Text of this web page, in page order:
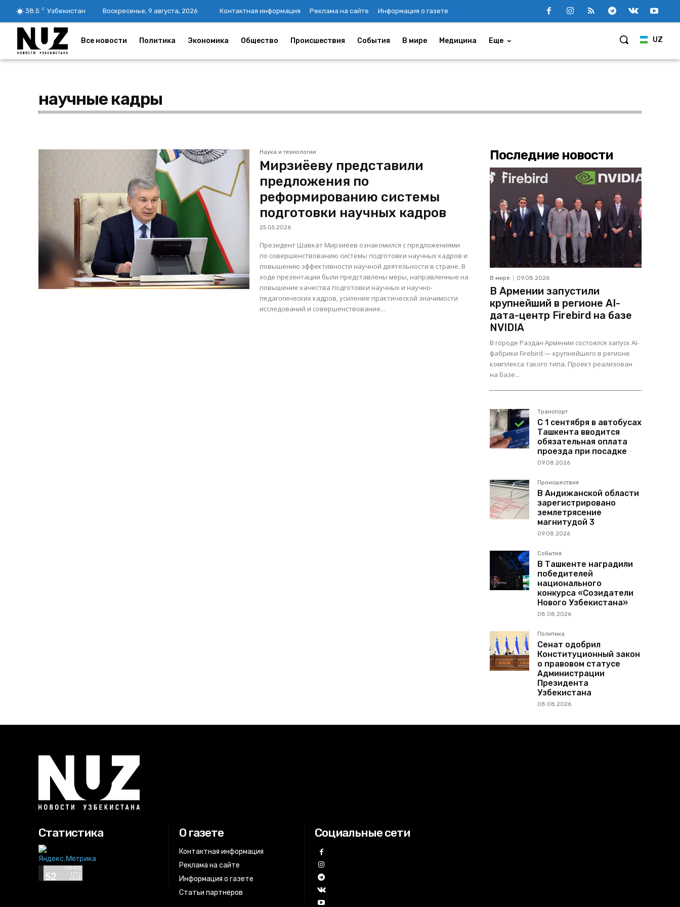
38.5 C Узбекистан Воскресенье, 9 августа, 2026 Контактная информация Реклама на сайте Информация о газете
UZ
Все новости Политика Экономика Общество Происшествия События В мире Медицина Еще
научные кадры
Наука и технологии
Мирзиёеву представили
предложения по
реформированию системы
подготовки научных кадров
25.05.2026
Президент Шавкат Мирзиёев ознакомился с предложениями
по совершенствованию системы подготовки научных кадров и
повышению эффективности научной деятельности в стране. В
ходе презентации были представлены меры, направленные на
повышение качества подготовки научных и научно-
педагогических кадров, усиление практической значимости
исследований и совершенствование...
Последние новости
В мире 09.08.2026
В Армении запустили
крупнейший в регионе AI-
дата-центр Firebird на базе
NVIDIA
В городе Раздан Армении состоялся запуск AI-
фабрики Firebird — крупнейшего в регионе
комплекса такого типа. Проект реализован
на базе...
Транспорт
С 1 сентября в автобусах
Ташкента вводится
обязательная оплата
проезда при посадке
09.08.2026
Происшествия
В Андижанской области
зарегистрировано
землетрясение
магнитудой 3
09.08.2026
События
В Ташкенте наградили
победителей
национального
конкурса «Созидатели
Нового Узбекистана»
08.08.2026
Политика
Сенат одобрил
Конституционный закон
о правовом статусе
Администрации
Президента
Узбекистана
08.08.2026
Статистика О газете
Контактная информация
Реклама на сайте
Информация о газете
Статьи партнеров
Социальные сети